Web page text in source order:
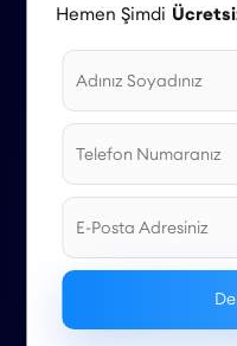
Hemen Şimdi